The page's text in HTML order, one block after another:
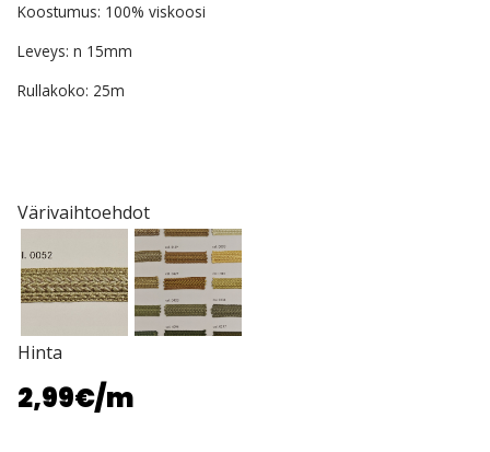
Koostumus: 100% viskoosi
Leveys: n 15mm
Rullakoko: 25m
Värivaihtoehdot
Hinta
2,99€/m